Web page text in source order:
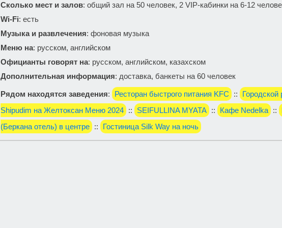
Сколько мест и залов: общий зал на 50 человек, 2 VIP-кабинки на 6-12
Wi-Fi: есть
Музыка и развлечения: фоновая музыка
Меню на: русском, английском
Официанты говорят на: русском, английском, казахском
Дополнительная информация: доставка, банкеты на 60 человек
Рядом находятся заведения: Ресторан быстрого питания KFC :: Городской
Shipudim на Желтоксан Меню 2024 :: SEIFULLINA MYATA :: Кафе Nedelka ::
(Беркана отель) в центре :: Гостиница Silk Way на ночь